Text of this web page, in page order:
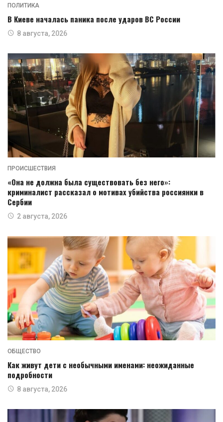
ПОЛИТИКА
В Киеве началась паника после ударов ВС России
8 августа, 2026
ПРОИСШЕСТВИЯ
«Она не должна была существовать без него»:
криминалист рассказал о мотивах убийства россиянки в
Сербии
2 августа, 2026
ОБЩЕСТВО
Как живут дети с необычными именами: неожиданные
подробности
8 августа, 2026